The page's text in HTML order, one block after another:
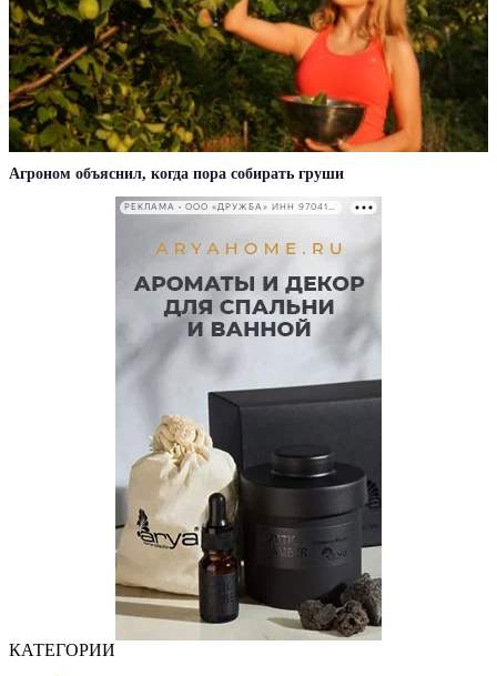
Агроном объяснил, когда пора собирать груши
РЕКЛАМА • ООО «ДРУЖБА» ИНН 9704146411
КАТЕГОРИИ